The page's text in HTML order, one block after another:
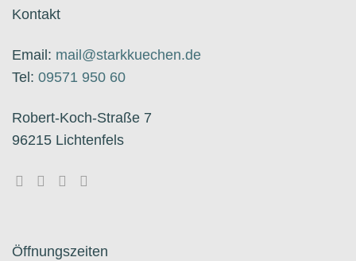
Kontakt
Email: mail@starkkuechen.de​
Tel: 09571 950 60
Robert-Koch-Straße 7
96215 Lichtenfels
Öffnungszeiten